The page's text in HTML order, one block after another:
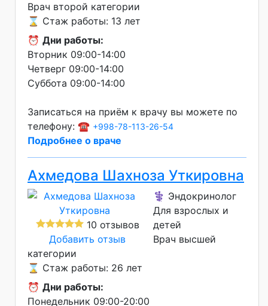
Врач второй категории
⌛ Стаж работы: 13 лет
⏰ Дни работы:
Вторник 09:00-14:00
Четверг 09:00-14:00
Суббота 09:00-14:00
Записаться на приём к врачу вы можете по
телефону: ☎️ +998-78-113-26-54
Подробнее о враче
Ахмедова Шахноза Уткировна
10 отзывов
Добавить отзыв
⚕️ Эндокринолог
Для взрослых и
детей
Врач высшей
категории
⌛ Стаж работы: 26 лет
⏰ Дни работы:
Понедельник 09:00-20:00